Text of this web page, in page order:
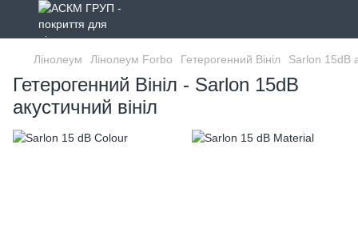
Лінолеум Лінолеум Forbo Гетерогенний Вініл Sarlon 15dB
Гетерогенний Вініл - Sarlon 15dB
акустичний вініл